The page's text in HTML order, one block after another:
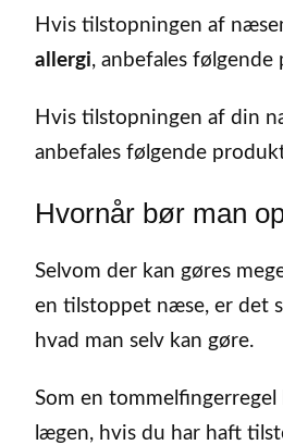
Hvis tilstopningen af
allergi, anbefales følgende
Hvis tilstopningen af din
anbefales følgende
Hvornår bør man
Selvom der kan gøres
en tilstoppet næse, er det
hvad man selv kan gøre.
Som en tommelfingerregel
lægen, hvis du har haft